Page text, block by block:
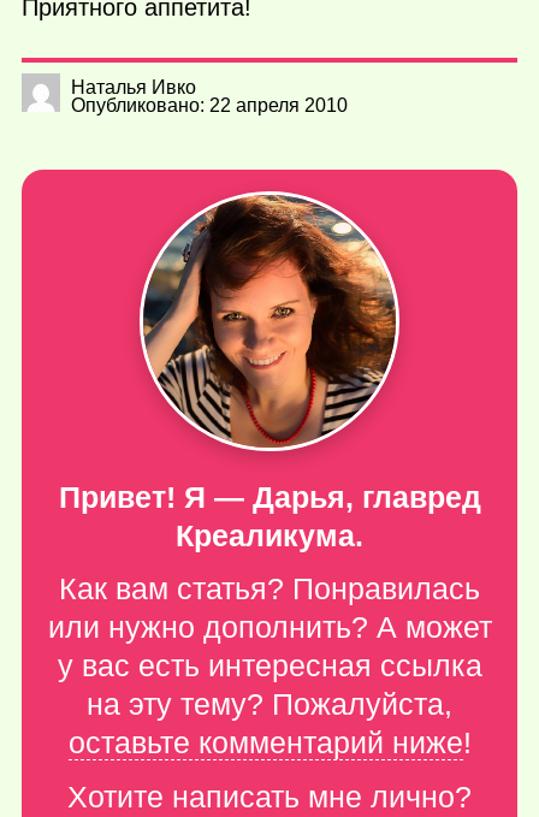
Приятного аппетита!
Наталья Ивко
Опубликовано: 22 апреля 2010
Привет! Я — Дарья, главред
Креаликума.
Как вам статья? Понравилась
или нужно дополнить? А может
у вас есть интересная ссылка
на эту тему? Пожалуйста,
оставьте комментарий ниже!
Хотите написать мне лично?